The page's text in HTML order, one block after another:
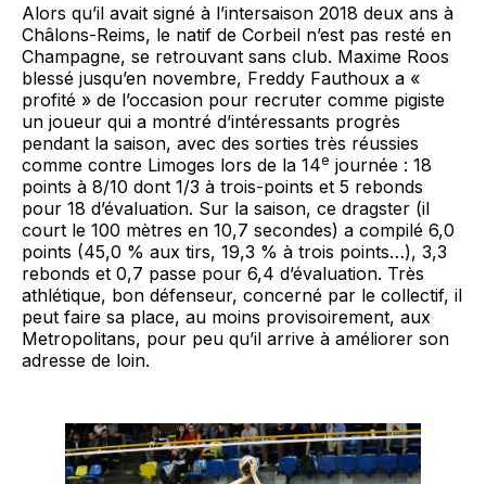
Alors qu’il avait signé à l’intersaison 2018 deux ans à
Châlons-Reims, le natif de Corbeil n’est pas resté en
Champagne, se retrouvant sans club. Maxime Roos
blessé jusqu’en novembre, Freddy Fauthoux a «
profité » de l’occasion pour recruter comme pigiste
un joueur qui a montré d’intéressants progrès
pendant la saison, avec des sorties très réussies
comme contre Limoges lors de la 14e journée : 18
points à 8/10 dont 1/3 à trois-points et 5 rebonds
pour 18 d’évaluation. Sur la saison, ce dragster (il
court le 100 mètres en 10,7 secondes) a compilé 6,0
points (45,0 % aux tirs, 19,3 % à trois points…), 3,3
rebonds et 0,7 passe pour 6,4 d’évaluation. Très
athlétique, bon défenseur, concerné par le collectif, il
peut faire sa place, au moins provisoirement, aux
Metropolitans, pour peu qu’il arrive à améliorer son
adresse de loin.